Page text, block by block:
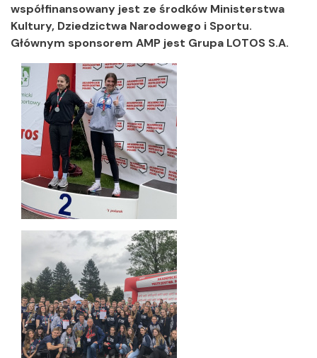
współfinansowany jest ze środków Ministerstwa
Kultury, Dziedzictwa Narodowego i Sportu.
Głównym sponsorem AMP jest Grupa LOTOS S.A.